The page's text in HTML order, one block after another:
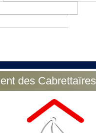
des Cabrettaïres